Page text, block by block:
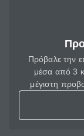
Πρόβαλε την
μέσα από 3
μέγιστη